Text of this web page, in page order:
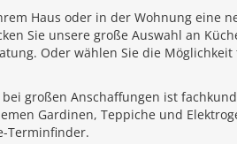
Haus oder in der Wohnung eine
Sie unsere große Auswahl an
Oder wählen Sie die
großen Anschaffungen ist
Gardinen, Teppiche und
Terminfinder.